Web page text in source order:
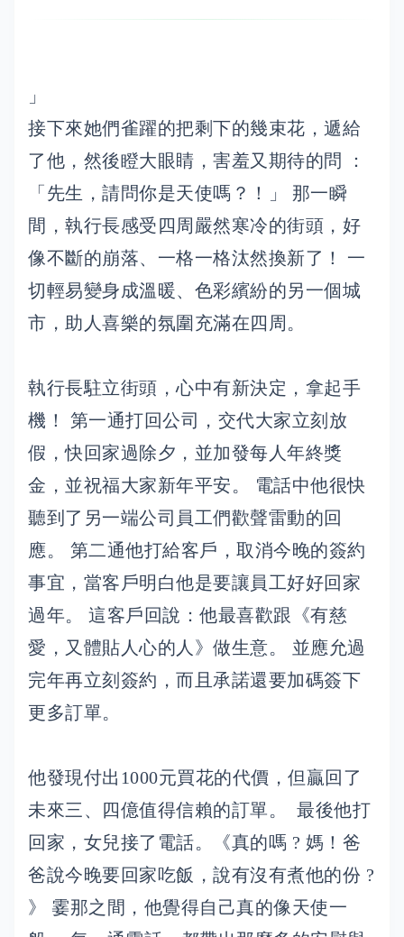
」
接下來她們雀躍的把剩下的幾束花，遞給
了他，然後瞪大眼睛，害羞又期待的問 ：
「先生，請問你是天使嗎？！」 那一瞬
間，執行長感受四周嚴然寒冷的街頭，好
像不斷的崩落、一格一格汰然換新了！ 一
切輕易變身成溫暖、色彩繽紛的另一個城
市，助人喜樂的氛圍充滿在四周。
執行長駐立街頭，心中有新決定，拿起手
機！ 第一通打回公司，交代大家立刻放
假，快回家過除夕，並加發每人年終獎
金，並祝福大家新年平安。 電話中他很快
聽到了另一端公司員工們歡聲雷動的回
應。 第二通他打給客戶，取消今晚的簽約
事宜，當客戶明白他是要讓員工好好回家
過年。 這客戶回說：他最喜歡跟《有慈
愛，又體貼人心的人》做生意。 並應允過
完年再立刻簽約，而且承諾還要加碼簽下
更多訂單。
他發現付出1000元買花的代價，但贏回了
未來三、四億值得信賴的訂單。 最後他打
回家，女兒接了電話。《真的嗎 ? 媽！爸
爸說今晚要回家吃飯，說有沒有煮他的份 ?
》 霎那之間，他覺得自己真的像天使一